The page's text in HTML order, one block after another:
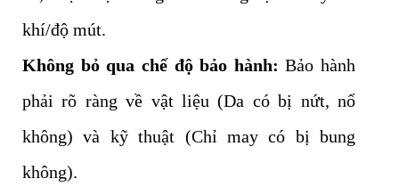
khí/độ mút.
Không bỏ qua chế độ bảo hành: Bảo hành
phải rõ ràng về vật liệu (Da có bị nứt, nổ
không) và kỹ thuật (Chỉ may có bị bung
không).